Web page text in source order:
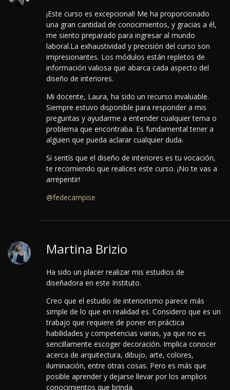
¡Este curso es excepcional! Me ha proporcionado
una gran cantidad de conocimientos, y gracias a él,
me siento preparado para ingresar al mundo
laboral.La exhaustividad y precisión del curso son
impresionantes. Los módulos están repletos de
información valiosa que abarca cada aspecto del
diseño de interiores.
Mi docente, Laura, ha sido un recurso invaluable.
Siempre estuvo disponible para responder a mis
preguntas y ayudarme a entender cualquier tema o
problema que encontraba. Es fundamental tener a
alguien que pueda aclarar cualquier duda.
Si sentís que el diseño de interiores es tu vocación,
te recomiendo que realices este curso. ¡No te vas a
arrepentir!
@fedecampise
Martina Brizio
Ha sido un placer realizar mis estudios de
diseñadora en este Instituto.
Creo que el estudio de interiorismo parece más
simple de lo que en realidad es. Considero que es un
trabajo que requiere de poner en práctica
habilidades y competencias varias, ya que no es
sencillamente escoger decoración. Implica conocer
acerca de arquitectura, dibujo, arte, colores,
iluminación, entre otras cosas. Pero es más que
posible aprender y dejarse llevar por los amplios
conocimientos que brinda.